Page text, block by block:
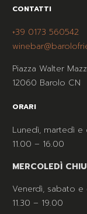
CONTATTI
+39 0173 560542
Piazza Walter
12060 Barolo CN
ORARI
Lunedì, martedì e
11.00 – 16.00
MERCOLEDÌ
Venerdì, sabato
11.30 – 19.00